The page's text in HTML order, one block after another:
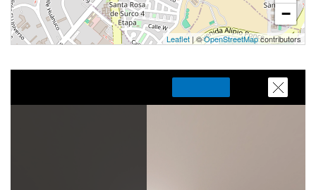
−
Leaflet | ©OpenStreetMapcontributors